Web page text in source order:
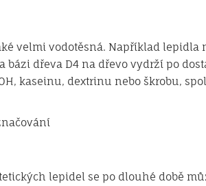
velmi vodotěsná. Například lepidla
bázi dřeva D4 na dřevo vydrží po
kaseinu, dextrinu nebo škrobu,
lepidel se po dlouhé době